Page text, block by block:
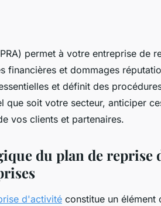
reprise
permet à votre entreprise de
financières et dommages
et définit des
que soit votre secteur, anticiper
vos clients et partenaires.
du plan de reprise
d'activité constitue un élément